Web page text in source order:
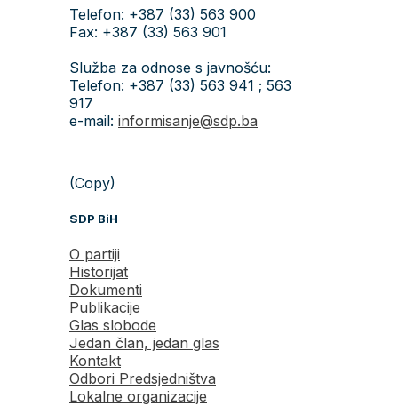
Telefon: +387 (33) 563 900
Fax: +387 (33) 563 901
Služba za odnose s javnošću:
Telefon: +387 (33) 563 941 ; 563
917
e-mail: informisanje@sdp.ba
(Copy)
SDP BiH
O partiji
Historijat
Dokumenti
Publikacije
Glas slobode
Jedan član, jedan glas
Kontakt
Odbori Predsjedništva
Lokalne organizacije